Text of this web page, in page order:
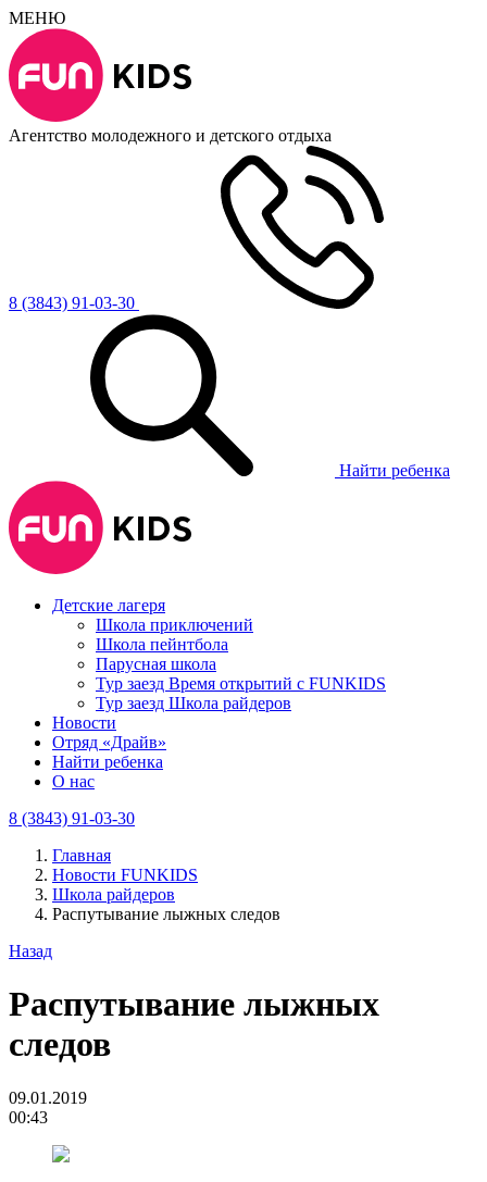
МЕНЮ
Агентство молодежного и детского отдыха
8 (3843) 91-03-30
Найти ребенка
Детские лагеря
Школа приключений
Школа пейнтбола
Парусная школа
Тур заезд Время открытий с FUNKIDS
Тур заезд Школа райдеров
Новости
Отряд «Драйв»
Найти ребенка
О нас
8 (3843) 91-03-30
Главная
Новости FUNKIDS
Школа райдеров
Распутывание лыжных следов
Назад
Распутывание лыжных
следов
09.01.2019
00:43